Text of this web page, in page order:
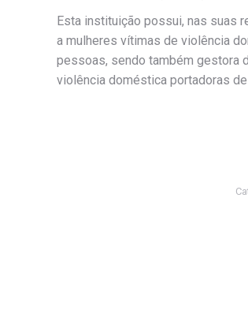
Esta instituição possui, nas suas
a mulheres vítimas de violência
pessoas, sendo também gestora
violência doméstica portadoras